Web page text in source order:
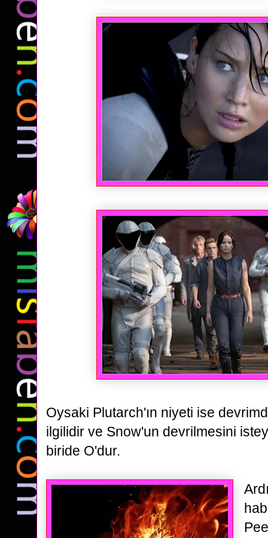
Oysaki Plutarch'ın niyeti ise
ilgilidir ve Snow'un devrilmesini
biride O'dur.